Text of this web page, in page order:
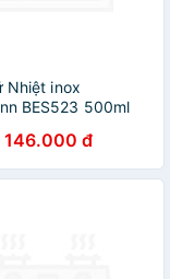
Nhiệt inox
BES523 500ml
146.000 đ